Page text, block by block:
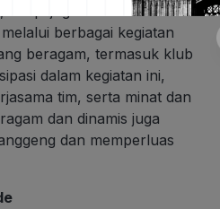
juga memberikan
berbagai kegiatan
beragam, termasuk klub
dalam kegiatan ini,
tim, serta minat dan
dan dinamis juga
dan memperluas